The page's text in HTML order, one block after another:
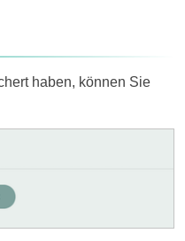
haben, können Sie